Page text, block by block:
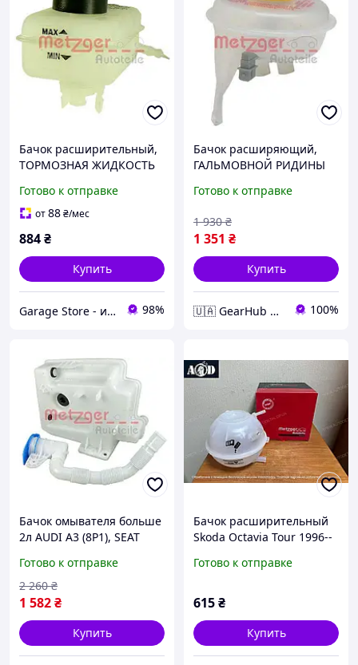
Бачок расширительный,
ТОРМОЗНАЯ ЖИДКОСТЬ
SENSOR 2140044
Готово к отправке
от88₴/мес
884₴
Купить
Garage Store - интернет магазин автозапчастей. 98%
Бачок расширяющий,
ГАЛЬМОВНОЙ РИДИНЫ
SENSOR 2140032
Готово к отправке
1 351 ₴
1 930 ₴
Купить
🇺🇦 GearHub 🇺🇦 100%
Бачок омывателя больше
2л AUDI A3 (8P1), SEAT
OCTAVIA II (1Z3, 1Z5),
SUPERB (3T4), YET 2141014
Готово к отправке
1 582₴
2 260 ₴
Купить
Бачок расширительный
Skoda Octavia Tour 1996--
2140007
Готово к отправке
615₴
Купить